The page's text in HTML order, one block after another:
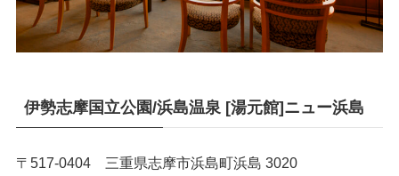
伊勢志摩国立公園/浜島温泉 [湯元館]ニュー浜島
〒517-0404 三重県志摩市浜島町浜島 3020